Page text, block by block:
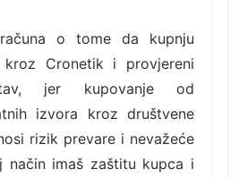
o tome da kupnju
kroz Cronetik i provjereni
jer kupovanje od
izvora kroz društvene
rizik prevare i nevažeće
način imaš zaštitu kupca i